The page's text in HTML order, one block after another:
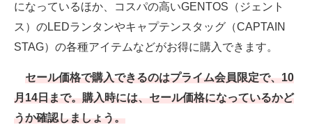
ITの今と未来を見通す
好きが集まる 比べて選べる
になっているほか、コスパの高いGENTOS（ジェント
ス）のLEDランタンやキャプテンスタッグ（CAPTAIN
STAG）の各種アイテムなどがお得に購入できます。
セール価格で購入できるのはプライム会員限定で、10
月14日まで。購入時には、セール価格になっているかど
うか確認しましょう。